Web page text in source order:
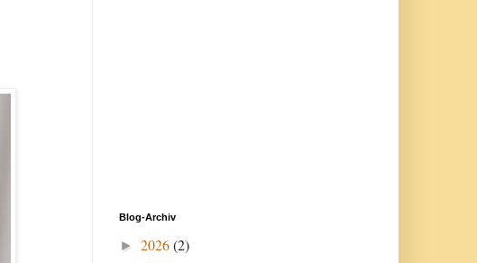
Blog-Archiv
► 2026(2)